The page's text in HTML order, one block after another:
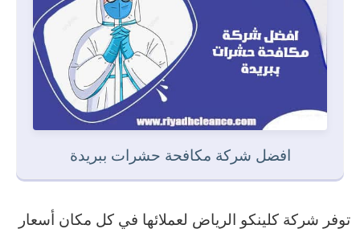
افضل شركة مكافحة حشرات ببريدة
توفر شركة كلينكو الرياض لعملائها في كل مكان أسعار